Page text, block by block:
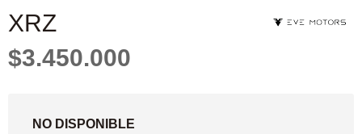
XRZ
$3.450.000
NO DISPONIBLE